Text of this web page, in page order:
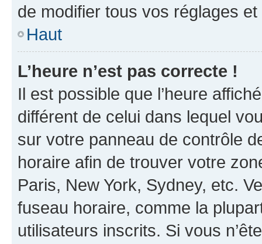
de modifier tous vos réglages
Haut
L’heure n’est pas correcte !
Il est possible que l’heure
différent de celui dans lequel
sur votre panneau de contrôle
horaire afin de trouver votre
Paris, New York, Sydney, etc.
fuseau horaire, comme la
utilisateurs inscrits. Si vous